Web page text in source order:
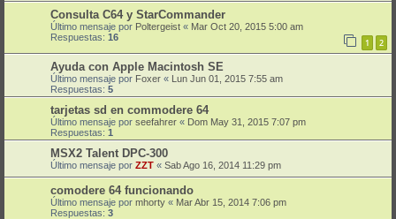
Consulta C64 y StarCommander
Último mensaje por Poltergeist « Mar Oct 20, 2015 5:00 am
Respuestas: 16 1 2
Ayuda con Apple Macintosh SE
Último mensaje por Foxer « Lun Jun 01, 2015 7:55 am
Respuestas: 5
tarjetas sd en commodere 64
Último mensaje por seefahrer « Dom May 31, 2015 7:07 pm
Respuestas: 1
MSX2 Talent DPC-300
Último mensaje por ZZT « Sab Ago 16, 2014 11:29 pm
comodere 64 funcionando
Último mensaje por mhorty « Mar Abr 15, 2014 7:06 pm
Respuestas: 3